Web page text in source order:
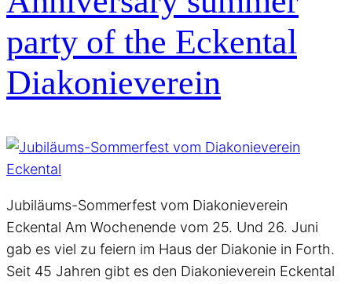
party of the Eckental
Diakonieverein
Jubiläums-Sommerfest vom Diakonieverein
Eckental Am Wochenende vom 25. Und 26. Juni
gab es viel zu feiern im Haus der Diakonie in Forth.
Seit 45 Jahren gibt es den Diakonieverein Eckental